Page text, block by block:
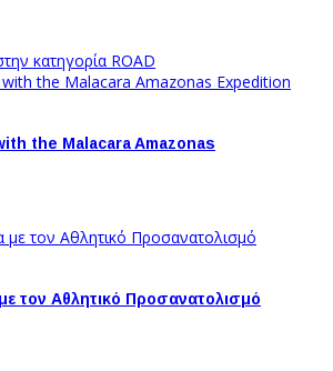
κατηγορία ROAD
the Malacara Amazonas
τον Αθλητικό Προσανατολισμό